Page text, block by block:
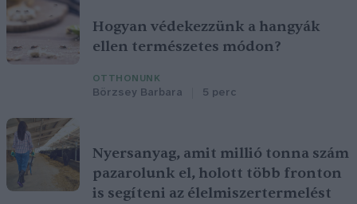
Hogyan védekezzünk a hangyák
ellen természetes módon?
OTTHONUNK
Börzsey Barbara 5 perc
Nyersanyag, amit millió tonna szám
pazarolunk el, holott több fronton
is segíteni az élelmiszertermelést